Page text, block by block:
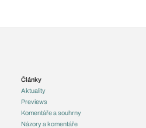
Články
Aktuality
Previews
Komentáře a souhrny
Názory a komentáře